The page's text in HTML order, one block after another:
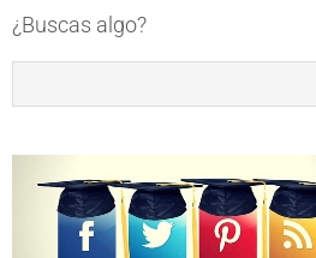
¿Buscas algo?